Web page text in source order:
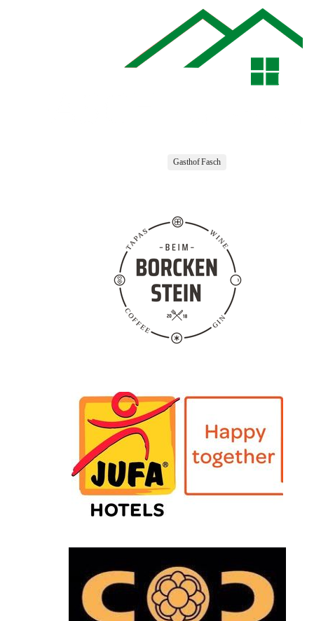
Gasthof Fasch